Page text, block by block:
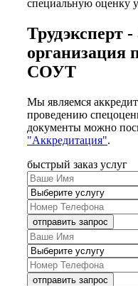
специальную оценку
Трудэксперт
организация
СОУТ
Мы являемся
проведению
документы можно
"Аккредитация".
быстрый заказ услуг
отправить запрос
отправить запрос